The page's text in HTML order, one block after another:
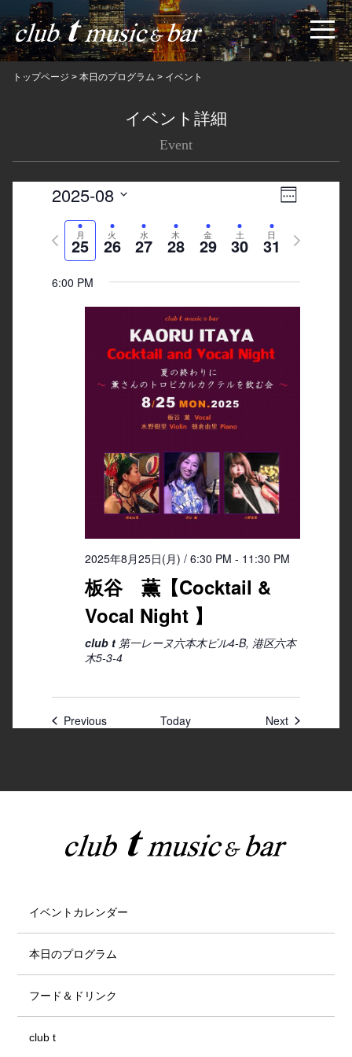
トップページ > 本日のプログラム > イベント
イベント詳細
Event
Views
Event
Navigation
Week
2025-08
date.
月
25 火
26 水
27 木
28 金
29 土
30 日
31
Previous
Next
6:00 PM
2025年8月25日(月) / 6:30 PM - 11:30 PM
板谷 薫【Cocktail &
Vocal Night 】
club t 第一レーヌ六本木ビル4-B, 港区六本
木5-3-4
Previous Today Next
イベントカレンダー
本日のプログラム
フード＆ドリンク
club t